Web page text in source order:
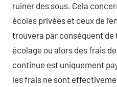
ruiner des sous. Cela
écoles privées et ceux de
trouvera par conséquent de
écolage ou alors des frais
continue est uniquement
les frais ne sont